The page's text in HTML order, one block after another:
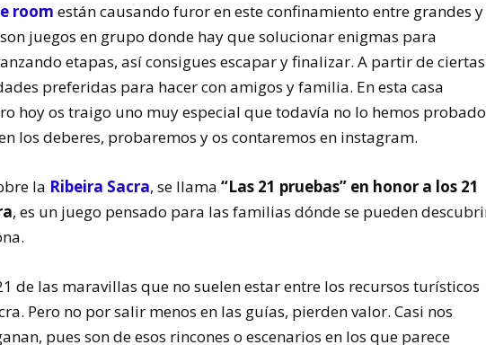
room están causando furor en este confinamiento entre grandes y
juegos en grupo donde hay que solucionar enigmas para
etapas, así consigues escapar y finalizar. A partir de ciertas
preferidas para hacer con amigos y familia. En esta casa
hoy os traigo uno muy especial que todavía no lo hemos probado
los deberes, probaremos y os contaremos en instagram.
la Ribeira Sacra, se llama“Las 21 pruebas” en honor a los 21
, es un juego pensado para las familias dónde se pueden
de las maravillas que no suelen estar entre los recursos turísticos
Pero no por salir menos en las guías, pierden valor. Casi nos
pues son de esos rincones o escenarios en los que parece